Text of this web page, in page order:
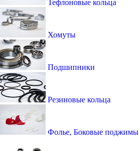
Тефлоновые кольца
Хомуты
Подшипники
Резиновые кольца
Фолье, Боковые поджимы